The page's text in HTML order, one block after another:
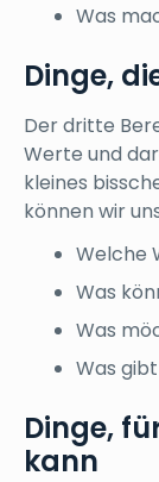
Was
Dinge,
Der dritte
Werte und
kleines
können wir
Welche
Was
Was
Was
Dinge,
kann